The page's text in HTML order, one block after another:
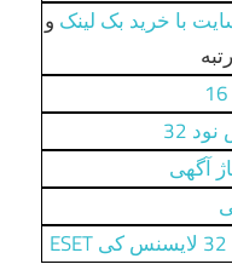
با خرید بک لینک و
32
آگهی